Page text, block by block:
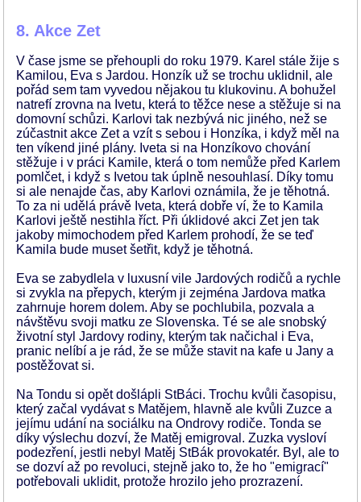
8. Akce Zet
V čase jsme se přehoupli do roku 1979. Karel stále žije s
Kamilou, Eva s Jardou. Honzík už se trochu uklidnil, ale
pořád sem tam vyvedou nějakou tu klukovinu. A bohužel
natrefí zrovna na Ivetu, která to těžce nese a stěžuje si na
domovní schůzi. Karlovi tak nezbývá nic jiného, než se
zúčastnit akce Zet a vzít s sebou i Honzíka, i když měl na
ten víkend jiné plány. Iveta si na Honzíkovo chování
stěžuje i v práci Kamile, která o tom nemůže před Karlem
pomlčet, i když s Ivetou tak úplně nesouhlasí. Díky tomu
si ale nenajde čas, aby Karlovi oznámila, že je těhotná.
To za ni udělá právě Iveta, která dobře ví, že to Kamila
Karlovi ještě nestihla říct. Při úklidové akci Zet jen tak
jakoby mimochodem před Karlem prohodí, že se teď
Kamila bude muset šetřit, když je těhotná.
Eva se zabydlela v luxusní vile Jardových rodičů a rychle
si zvykla na přepych, kterým ji zejména Jardova matka
zahrnuje horem dolem. Aby se pochlubila, pozvala a
návštěvu svoji matku ze Slovenska. Té se ale snobský
životní styl Jardovy rodiny, kterým tak načichal i Eva,
pranic nelíbí a je rád, že se může stavit na kafe u Jany a
postěžovat si.
Na Tondu si opět došlápli StBáci. Trochu kvůli časopisu,
který začal vydávat s Matějem, hlavně ale kvůli Zuzce a
jejímu udání na sociálku na Ondrovy rodiče. Tonda se
díky výslechu dozví, že Matěj emigroval. Zuzka vysloví
podezření, jestli nebyl Matěj StBák provokatér. Byl, ale to
se dozví až po revoluci, stejně jako to, že ho "emigrací"
potřebovali uklidit, protože hrozilo jeho prozrazení.